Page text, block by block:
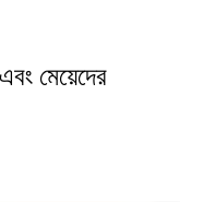
মেয়েদের